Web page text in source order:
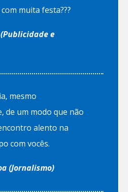
muita festa???
(Publicidade e
mesmo
de um modo que não
alento na
com vocês.
(Jornalismo)